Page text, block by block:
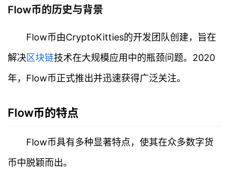
Flow币的历史与背景
Flow币由CryptoKitties的开发团队创建，旨在
解决区块链技术在大规模应用中的瓶颈问题。2020
年，Flow币正式推出并迅速获得广泛关注。
Flow币的特点
Flow币具有多种显著特点，使其在众多数字货
币中脱颖而出。